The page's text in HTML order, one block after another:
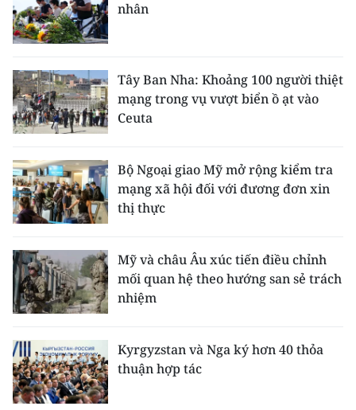
nhân
Tây Ban Nha: Khoảng 100 người thiệt
mạng trong vụ vượt biển ồ ạt vào
Ceuta
Bộ Ngoại giao Mỹ mở rộng kiểm tra
mạng xã hội đối với đương đơn xin
thị thực
Mỹ và châu Âu xúc tiến điều chỉnh
mối quan hệ theo hướng san sẻ trách
nhiệm
Kyrgyzstan và Nga ký hơn 40 thỏa
thuận hợp tác